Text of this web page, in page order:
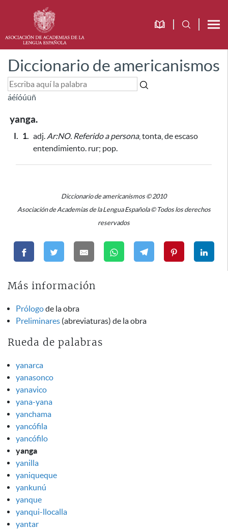
Diccionario de americanismos
áéíóúüñ
yanga.
I. 1. adj. Ar:NO. Referido a persona, tonta, de escaso
entendimiento. rur; pop.
Diccionario de americanismos © 2010
Asociación de Academias de la Lengua Española © Todos los derechos
reservados
Más información
Prólogode la obra
Preliminares (abreviaturas) de la obra
Rueda de palabras
yanarca
yanasonco
yanavico
yana-yana
yanchama
yancófila
yancófilo
yanga
yanilla
yaniqueque
yankunú
yanque
yanqui-llocalla
yantar